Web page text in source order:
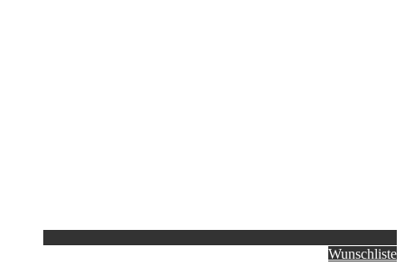
Wunschliste